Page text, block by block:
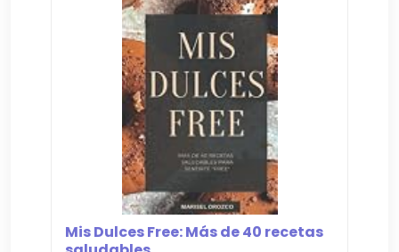
Mis Dulces Free: Más de 40 recetas